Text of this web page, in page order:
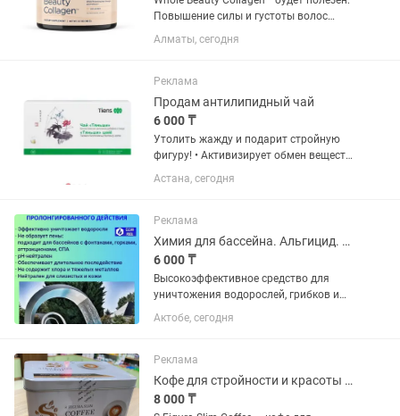
Повышение силы и густоты волос
Поддержание оптимальной текстуры
кожи во время старения или
Структурная поддержка волос, кожи
и...
Алматы, сегодня
Реклама
Продам антилипидный чай
6 000 ₸
Утолить жажду и подарит стройную
фигуру! • Активизирует обмен веществ
• Поможет улучшить пищеварение •
Позволит снизить уровень
гипертонической болезни и...
Астана, сегодня
Реклама
Химия для бассейна. Альгицид. Чистый бассейн.
6 000 ₸
Высокоэффективное средство для
уничтожения водорослей, грибков и
бактерий в воде. – Не образует пены
(применим для фонтанов, спа); –
действие; –
Высококонцентрированный...
Актобе, сегодня
Реклама
Кофе для стройности и красоты S Figura Slim Coffee
8 000 ₸